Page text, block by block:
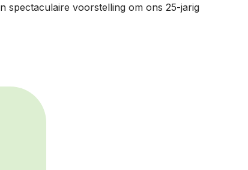
spectaculaire voorstelling om ons 25-jarig